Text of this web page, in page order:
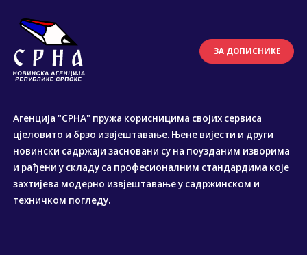
ЗА ДОПИСНИКЕ
Агенција "СРНА" пружа корисницима својих сервиса
цјеловито и брзо извјештавање. Њене вијести и други
новински садржаји засновани су на поузданим изворима
и рађени у складу са професионалним стандардима које
захтијева модерно извјештавање у садржинском и
техничком погледу.